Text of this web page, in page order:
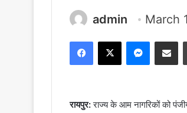
admin March
Facebook
X Share
रायपुर:राज्य के आम नागरिकों को